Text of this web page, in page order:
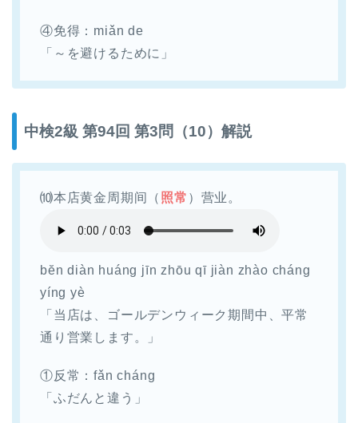
④免得：miǎn de
「～を避けるために」
中検2級 第94回 第3問（10）解説
⑽本店黄金周期间（ 照常 ）营业。
bĕn diàn huáng jīn zhōu qī jiàn zhào cháng
yíng yè
「当店は、ゴールデンウィーク期間中、平常
通り営業します。」
①反常：fǎn cháng
「ふだんと違う」